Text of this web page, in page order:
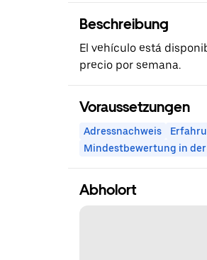
Beschreibung
El vehículo está
precio por semana.
Voraussetzungen
Adressnachweis
Mindestbewertung in der
Abholort